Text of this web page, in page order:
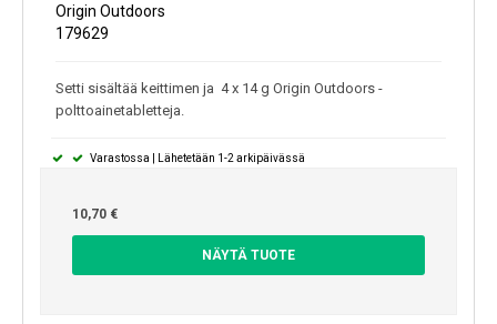
Origin Outdoors
179629
Setti sisältää keittimen ja 4 x 14 g Origin Outdoors -
polttoainetabletteja.
Varastossa | Lähetetään 1-2 arkipäivässä
10,70 €
NÄYTÄ TUOTE